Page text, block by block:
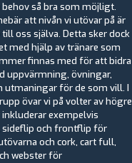
behov så bra som möjligt.
att nivån vi utövar på är
oss själva. Detta sker dock
med hjälp av tränare som
finnas med för att bidra
uppvärmning, övningar,
utmaningar för de som vill. I
övar vi på volter av högre
inkluderar exempelvis
sideflip och frontflip för
och cork, cart full,
webster för